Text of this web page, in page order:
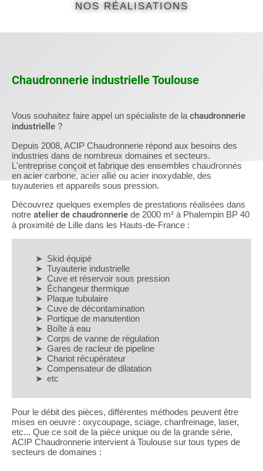
NOS RÉALISATIONS
Chaudronnerie industrielle Toulouse
Vous souhaitez faire appel un spécialiste de la chaudronnerie
industrielle ?
Depuis 2008, ACIP Chaudronnerie répond aux besoins des
industries dans de nombreux domaines et secteurs.
L'entreprise conçoit et fabrique des ensembles chaudronnés
en acier carbone, acier allié ou acier inoxydable, des
tuyauteries et appareils sous pression.
Découvrez quelques exemples de prestations réalisées dans
notre atelier de chaudronnerie de 2000 m² à Phalempin BP 40
à proximité de Lille dans les Hauts-de-France :
Skid équipé
Tuyauterie industrielle
Cuve et réservoir sous pression
Échangeur thermique
Plaque tubulaire
Cuve de décontamination
Portique de manutention
Boîte à eau
Corps de vanne de régulation
Gares de racleur de pipeline
Chariot récupérateur
Compensateur de dilatation
etc
Pour le débit des pièces, différentes méthodes peuvent être
mises en oeuvre : oxycoupage, sciage, chanfreinage, laser,
etc... Que ce soit de la pièce unique ou de la grande série,
ACIP Chaudronnerie intervient à Toulouse sur tous types de
secteurs de domaines :